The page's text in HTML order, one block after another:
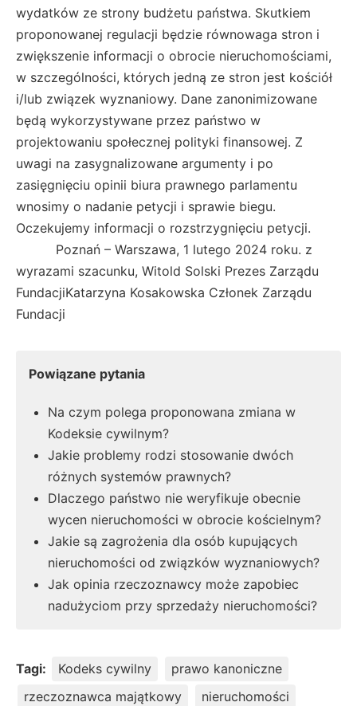
wydatków ze strony budżetu państwa. Skutkiem
proponowanej regulacji będzie równowaga stron i
zwiększenie informacji o obrocie nieruchomościami,
w szczególności, których jedną ze stron jest kościół
i/lub związek wyznaniowy. Dane zanonimizowane
będą wykorzystywane przez państwo w
projektowaniu społecznej polityki finansowej. Z
uwagi na zasygnalizowane argumenty i po
zasięgnięciu opinii biura prawnego parlamentu
wnosimy o nadanie petycji i sprawie biegu.
Oczekujemy informacji o rozstrzygnięciu petycji.
Poznań – Warszawa, 1 lutego 2024 roku. z
wyrazami szacunku, Witold Solski Prezes Zarządu
FundacjiKatarzyna Kosakowska Członek Zarządu
Fundacji
Powiązane pytania
Na czym polega proponowana zmiana w
Kodeksie cywilnym?
Jakie problemy rodzi stosowanie dwóch
różnych systemów prawnych?
Dlaczego państwo nie weryfikuje obecnie
wycen nieruchomości w obrocie kościelnym?
Jakie są zagrożenia dla osób kupujących
nieruchomości od związków wyznaniowych?
Jak opinia rzeczoznawcy może zapobiec
nadużyciom przy sprzedaży nieruchomości?
Tagi: Kodeks cywilny
prawo kanoniczne
rzeczoznawca majątkowy
nieruchomości